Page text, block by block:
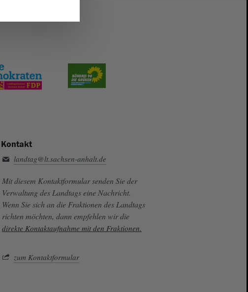
Kontakt
landtag@lt.sachsen-anhalt.de
Mit diesem Kontaktformular senden Sie der
Verwaltung des Landtags eine Nachricht.
Wenn Sie sich an die Fraktionen des Landtags
richten möchten, dann empfehlen wir die
direkte Kontaktaufnahme mit den Fraktionen.
zum Kontaktformular